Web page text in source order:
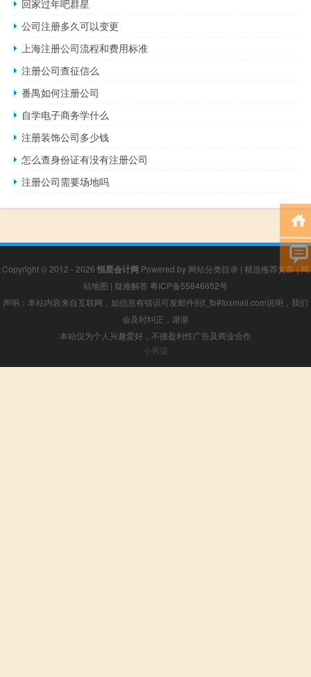
回家过年吧群星
公司注册多久可以变更
上海注册公司流程和费用标准
注册公司查征信么
番禺如何注册公司
自学电子商务学什么
注册装饰公司多少钱
怎么查身份证有没有注册公司
注册公司需要场地吗
Copyright © 2012 - 2026 恒星会计网 Powered by 网站分类目录 | 精选推荐文章 | 网
站地图 | 疑难解答 粤ICP备55846652号
声明：本站内容来自互联网，如信息有错误可发邮件到f_fb#foxmail.com说明，我们
会及时纠正，谢谢
本站仅为个人兴趣爱好，不接盈利性广告及商业合作
小男孩